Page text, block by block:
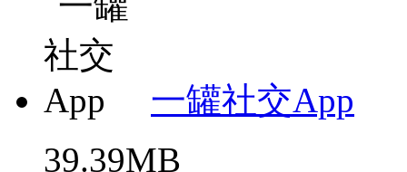
一罐社交App
39.39MB